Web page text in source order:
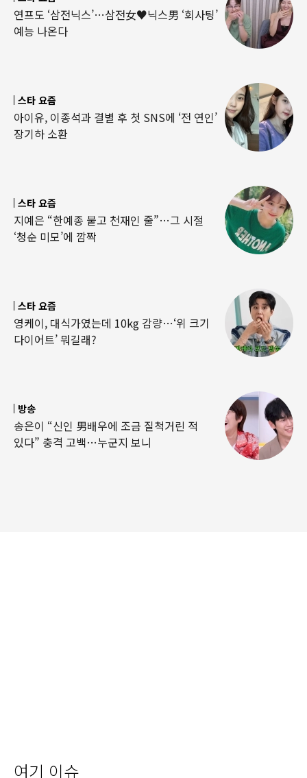
연프도 ‘삼전닉스’…삼전女♥닉스男 ‘회사팅’
예능 나온다
스타 요즘
아이유, 이종석과 결별 후 첫 SNS에 ‘전 연인’
장기하 소환
스타 요즘
지예은 “한예종 붙고 천재인 줄”…그 시절
‘청순 미모’에 깜짝
스타 요즘
영케이, 대식가였는데 10kg 감량…‘위 크기
다이어트’ 뭐길래?
방송
송은이 “신인 男배우에 조금 질척거린 적
있다” 충격 고백…누군지 보니
여기 이슈